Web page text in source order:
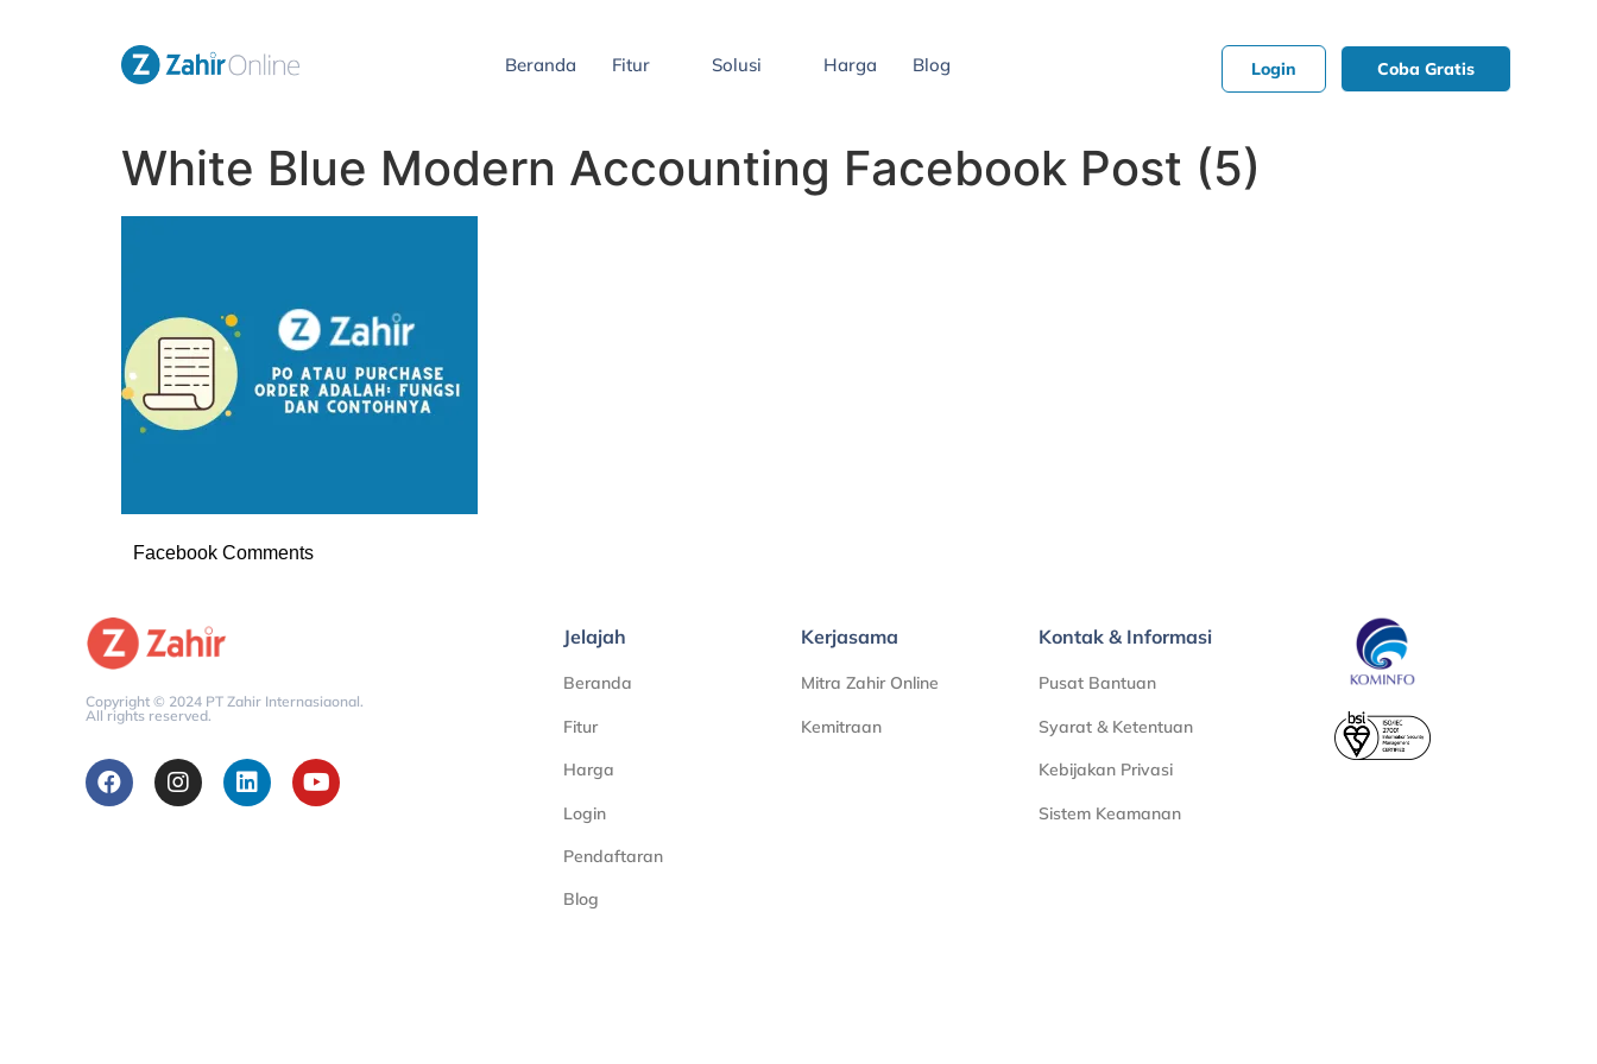
Beranda Fitur Solusi Harga Blog Login Coba Gratis
White Blue Modern Accounting Facebook Post (5)
Facebook Comments
Copyright © 2024 PT Zahir Internasiaonal.
All rights reserved.
Jelajah
Beranda
Fitur
Harga
Login
Pendaftaran
Blog
Kerjasama
Mitra Zahir Online
Kemitraan
Kontak & Informasi
Pusat Bantuan
Syarat & Ketentuan
Kebijakan Privasi
Sistem Keamanan